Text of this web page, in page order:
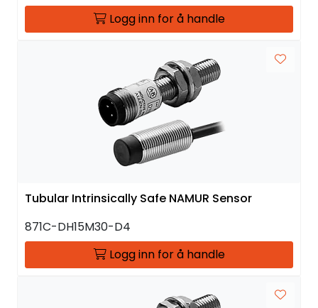
Logg inn for å handle
Tubular Intrinsically Safe NAMUR Sensor
871C-DH15M30-D4
Logg inn for å handle